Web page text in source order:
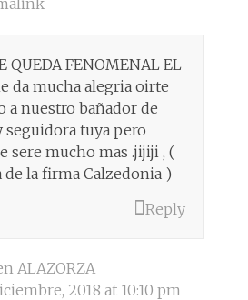
QUEDA FENOMENAL EL
da mucha alegria oirte
a nuestro bañador de
seguidora tuya pero
sere mucho mas .jijiji , (
la firma Calzedonia )
Reply
ALAZORZA
2018 at 10:10 pm